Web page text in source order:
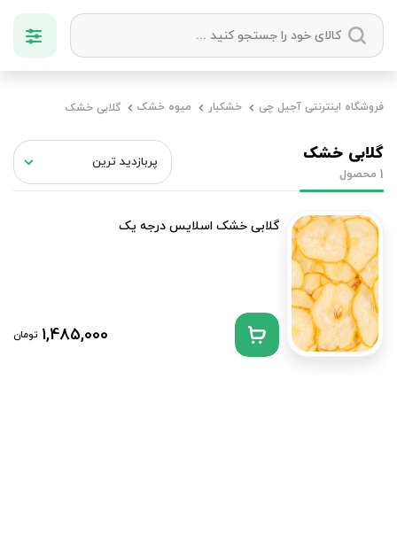
خشکبار
فروشگاه اینترنتی آجیل چی خشکبار میوه خشک گلابی خشک
گلابی خشک
1 محصول
گلابی خشک اسلایس درجه یک
1,485,000 تومان